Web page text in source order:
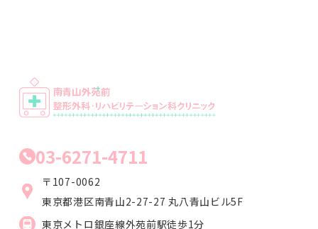
03-6271-4711
〒107-0062
東京都港区南青山2-27-27 丸八青山ビル5F
東京メトロ銀座線外苑前駅徒歩1分